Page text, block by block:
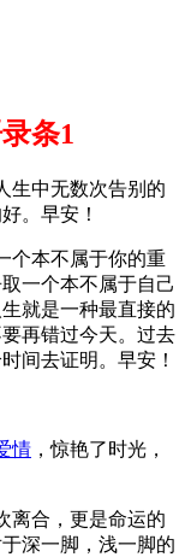
条1
生中无数次告别的
。早安！
个本不属于你的重
一个本不属于自己
就是一种最直接的
再错过今天。过去
间去证明。早安！
情 ，惊艳了时光，
离合，更是命运的
深一脚，浅一脚的